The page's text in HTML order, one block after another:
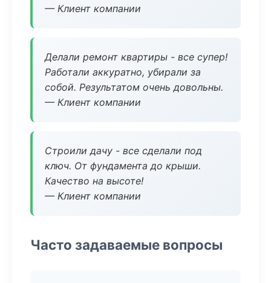
— Клиент компании
Делали ремонт квартиры - все супер!
Работали аккуратно, убирали за
собой. Результатом очень довольны.
— Клиент компании
Строили дачу - все сделали под
ключ. От фундамента до крыши.
Качество на высоте!
— Клиент компании
Часто задаваемые вопросы